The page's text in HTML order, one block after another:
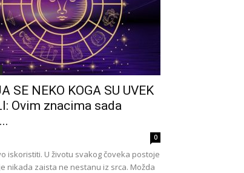
SE NEKO KOGA SU UVEK
Ovim znacima sada
0
iskoristiti. U životu svakog čoveka postoje
nikada zaista ne nestanu iz srca. Možda